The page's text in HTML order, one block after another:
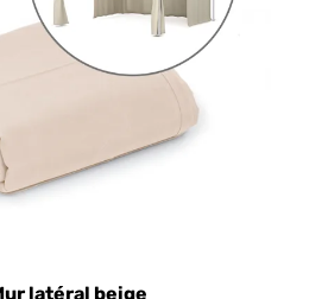
3x3 SP Mur latéral beige